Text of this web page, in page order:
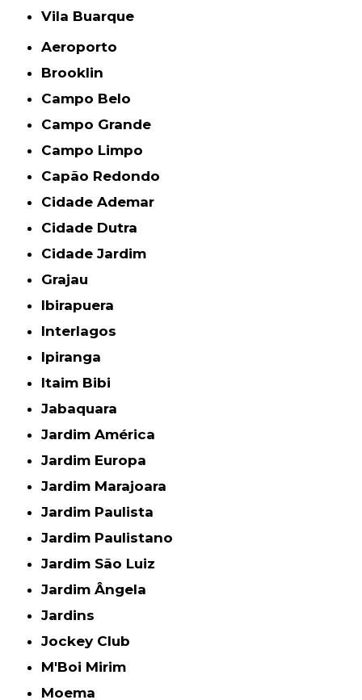
Vila Buarque
Aeroporto
Brooklin
Campo Belo
Campo Grande
Campo Limpo
Capão Redondo
Cidade Ademar
Cidade Dutra
Cidade Jardim
Grajau
Ibirapuera
Interlagos
Ipiranga
Itaim Bibi
Jabaquara
Jardim América
Jardim Europa
Jardim Marajoara
Jardim Paulista
Jardim Paulistano
Jardim São Luiz
Jardim Ângela
Jardins
Jockey Club
M'Boi Mirim
Moema